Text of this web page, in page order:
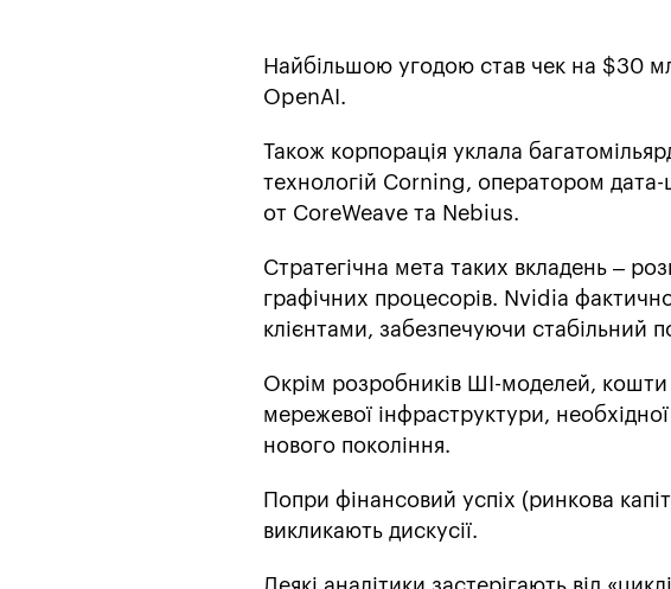
Найбільшою угодою став чек на $30
OpenAI.
Також корпорація уклала
технологій Corning, оператором дата-
от CoreWeave та Nebius.
Стратегічна мета таких вкладень –
графічних процесорів. Nvidia
клієнтами, забезпечуючи стабільний
Окрім розробників ШІ-моделей,
мережевої інфраструктури,
нового покоління.
Попри фінансовий успіх (ринкова
викликають дискусії.